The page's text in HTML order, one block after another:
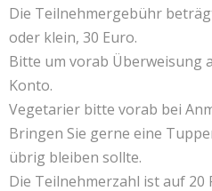
Die Teilnehmergebühr
oder klein, 30 Euro.
Bitte um vorab Überweisung
Konto.
Vegetarier bitte vorab bei
Bringen Sie gerne eine
übrig bleiben sollte.
Die Teilnehmerzahl ist auf 20